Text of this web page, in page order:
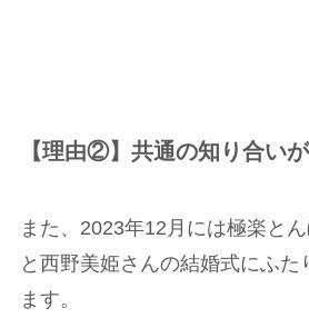
【理由②】共通の知り合い
また、2023年12月には極楽と
と西野美姫さんの結婚式にふた
ます。